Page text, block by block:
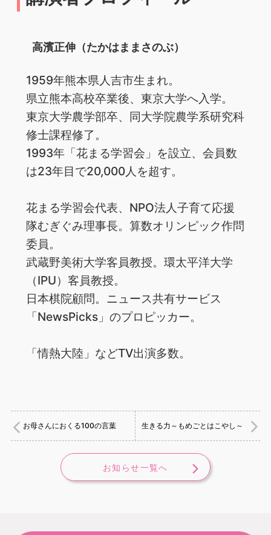
高濱正伸（たかはままさのぶ）
1959年熊本県人吉市生まれ。
県立熊本高校卒業後、東京大学へ入学。
東京大学農学部卒、同大学院農学系研究科
修士課程修了。
1993年「花まる学習会」を設立、会員数
は23年目で20,000人を超す。
花まる学習会代表、NPO法人子育て応援
隊むぎぐみ理事長。算数オリンピック作問
委員。
武蔵野美術大学客員教授。環太平洋大学
（IPU）客員教授。
日本棋院顧問。ニュース共有サービス
「NewsPicks」のプロピッカー。
「情熱大陸」などTV出演多数。
お母さんにおくる100の言葉 生きる力～もめごとはこやし～
お知らせ一覧へ